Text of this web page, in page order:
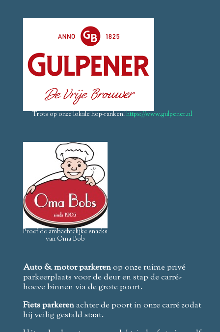
Trots op onze lokale hop-ranken!https://www.gulpener.nl
Proef de ambachtelijke snacks
van Oma Bob
Auto & motorparkerenop onze ruime privé
parkeerplaats voor de deur en stap de carré-
hoeve binnen via de grote poort.
Fiets parkerenachter de poort in onze carré zodat
hij veilig gestald staat.